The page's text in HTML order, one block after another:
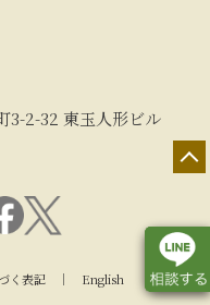
3-2-32 東玉人形ビル
く表記 ｜ English